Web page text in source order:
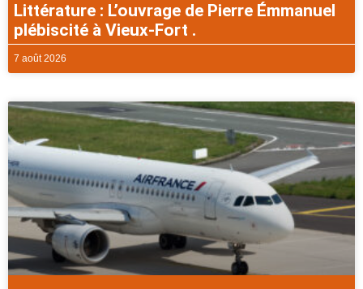
Littérature : L’ouvrage de Pierre Émmanuel
plébiscité à Vieux-Fort .
7 août 2026